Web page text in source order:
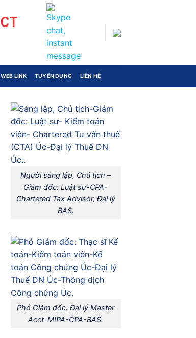
WEB LINK TUYỂN DỤNG LIÊN HỆ
Người sáng lập, Chủ tịch –
Giám đốc: Luật sư-CPA-
Chartered Tax Advisor, Đại lý
BAS.
Phó Giám đốc: Đại lý Master
Acct-MIPA-CPA-BAS.